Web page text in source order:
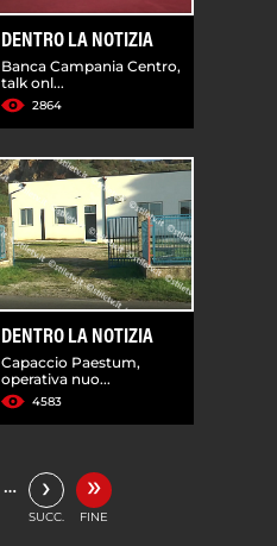
DENTRO LA NOTIZIA
Banca Campania Centro,
talk onl...
2864
DENTRO LA NOTIZIA
Capaccio Paestum,
operativa nuo...
4583
… ›
SUCC.
»
FINE